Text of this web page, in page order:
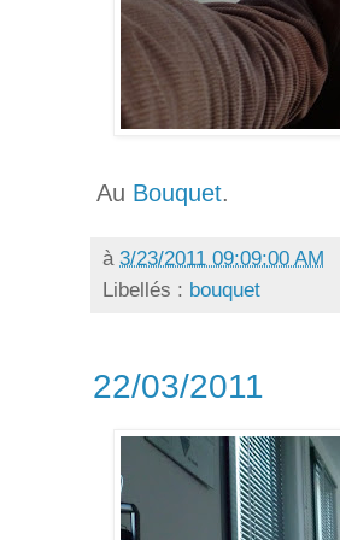
Au Bouquet.
à 3/23/2011 09:09:00 AM
Libellés : bouquet
22/03/2011